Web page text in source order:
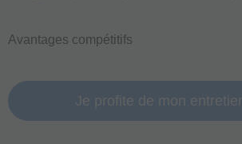
Avantages compétitifs
Je profite de mon